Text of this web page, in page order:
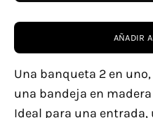
AÑADIR
Una banqueta 2 en
una bandeja en
Ideal para una entrada,